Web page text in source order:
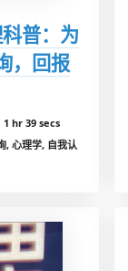
普：为
，回报
1 hr 39 secs
, 心理学, 自我认